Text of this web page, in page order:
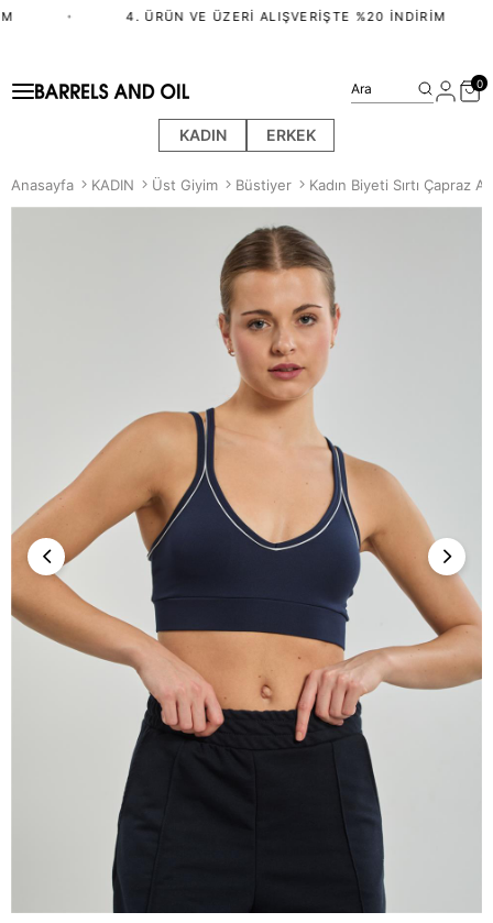
4. ÜRÜN VE ÜZERI ALIŞVERIŞTE %20 İNDIRIM
KADIN ERKEK
Ara 0
Anasayfa KADIN Üst Giyim Büstiyer Kadın Biyeti Sırtı Çapraz